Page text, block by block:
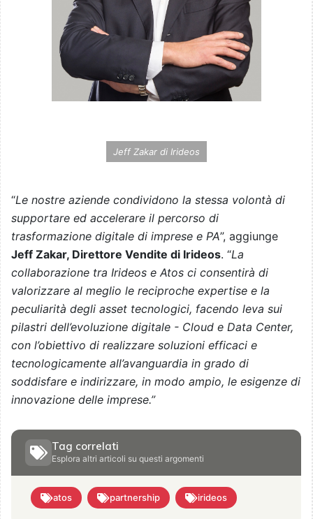
Jeff Zakar di Irideos
“Le nostre aziende condividono la stessa volontà di
supportare ed accelerare il percorso di
trasformazione digitale di imprese e PA”, aggiunge
Jeff Zakar, Direttore Vendite di Irideos. “La
collaborazione tra Irideos e Atos ci consentirà di
valorizzare al meglio le reciproche expertise e la
peculiarità degli asset tecnologici, facendo leva sui
pilastri dell’evoluzione digitale - Cloud e Data Center,
con l’obiettivo di realizzare soluzioni efficaci e
tecnologicamente all’avanguardia in grado di
soddisfare e indirizzare, in modo ampio, le esigenze di
innovazione delle imprese.”
Tag correlati
Esplora altri articoli su questi argomenti
atos partnership irideos